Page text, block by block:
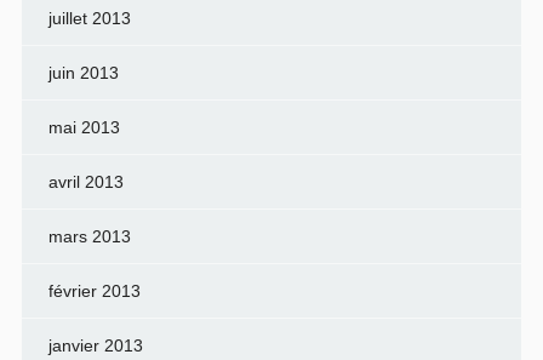
juillet 2013
juin 2013
mai 2013
avril 2013
mars 2013
février 2013
janvier 2013